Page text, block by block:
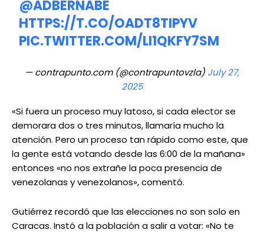
@ADBERNABE
HTTPS://T.CO/OADT8TIPYV
PIC.TWITTER.COM/LI1QKFY7SM
— contrapunto.com (@contrapuntovzla) July 27,
2025
«Si fuera un proceso muy latoso, si cada elector se
demorara dos o tres minutos, llamaría mucho la
atención. Pero un proceso tan rápido como este, que
la gente está votando desde las 6:00 de la mañana»
entonces «no nos extrañe la poca presencia de
venezolanas y venezolanos», comentó.
Gutiérrez recordó que las elecciones no son solo en
Caracas. Instó a la población a salir a votar: «No te